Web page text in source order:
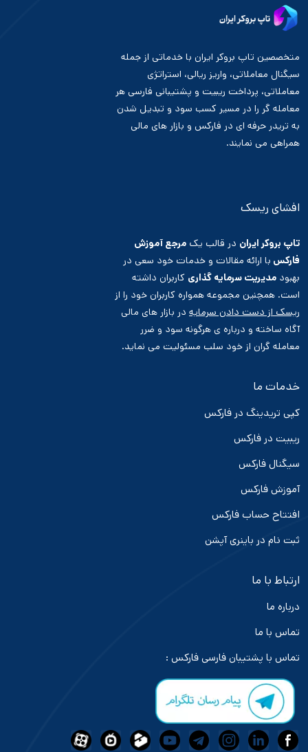
متخصصین تاپ بروکر ایران با خدماتی از جمله
سیگنال معاملاتی، واریز ریالی، استراتژی
معاملاتی، پرداخت ریبیت و پشتیبانی فارسی هر
معامله گر را در مسیر کسب سود و تبدیل شدن
به تریدر حرفه ای در فارکس و بازار های مالی
همراهی می نمایند.
افشای ریسک
تاپ بروکر ایران در قالب یک مرجع آموزش
فارکس با ارائه مقالات و خدمات خود سعی در
بهبود مدیریت سرمایه گذاری کاربران داشته
است. همچنین مجموعه همواره کاربران خود را از
ریسک از دست دادن سرمایه در بازار های مالی
آگاه ساخته و درباره ی هرگونه سود و ضرر
معامله گران از خود سلب مسئولیت می نماید.
خدمات ما
کپی تریدینگ در فارکس
ریبیت در فارکس
سیگنال فارکس
آموزش فارکس
افتتاح حساب فارکس
ثبت نام در باینری آپشن
ارتباط با ما
درباره ما
تماس با ما
تماس با پشتیبان فارسی فارکس :